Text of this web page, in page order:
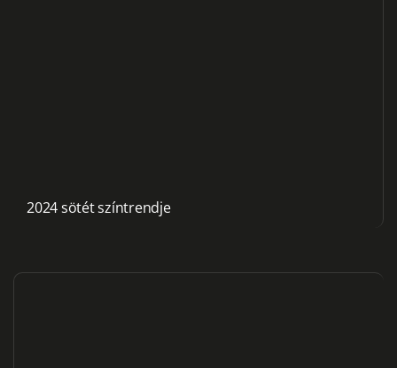
2024 sötét színtrendje